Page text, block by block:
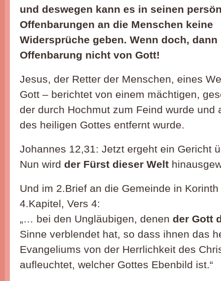
und deswegen kann es in seinen
Offenbarungen an die Menschen keine
Widersprüche geben. Wenn doch,
Offenbarung nicht von Gott!
Jesus, der Retter der Menschen, eines
Gott – berichtet von einem mächtigen,
der durch Hochmut zum Feind wurde und
des heiligen Gottes entfernt wurde.
Johannes 12,31: Jetzt ergeht ein Gericht
Nun wird der Fürst dieser Welt
Und im 2.Brief an die Gemeinde in
4.Kapitel, Vers 4:
„… bei den Ungläubigen, denen der Gott
Sinne verblendet hat, so dass ihnen das
Evangeliums von der Herrlichkeit des
aufleuchtet, welcher Gottes Ebenbild ist.“